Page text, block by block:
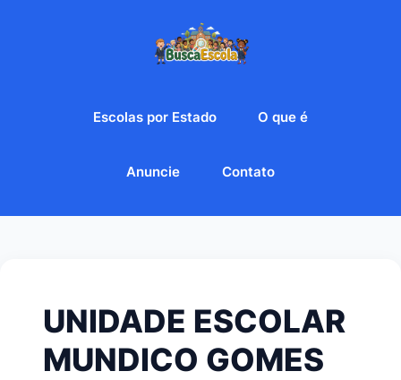
Escolas por Estado O que é
Anuncie Contato
UNIDADE ESCOLAR
MUNDICO GOMES